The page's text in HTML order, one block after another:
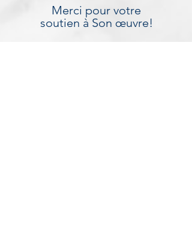
Merci pour votre
soutien à Son œuvre!